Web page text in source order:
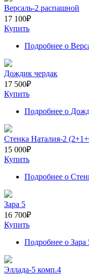
Версаль-2 распашной
17 100₽
Купить
Подробнее о
Дождик чердак
17 500₽
Купить
Подробнее о
Стенка Наталия-2
15 000₽
Купить
Подробнее о
Зара 5
16 700₽
Купить
Подробнее о Зара
Эллада-5 комп.4